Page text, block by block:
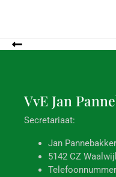
VvE Jan
Secretariaat:
Jan
5142 CZ